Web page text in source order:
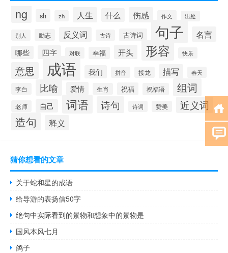
ng sh zh 人生 什么 伤感 作文 出处
别人 励志 反义词 古诗 古诗词 句子 名言
哪些 四字 对联 幸福 开头 形容 快乐
意思 成语 我们 拼音 接龙 描写 春天
李白 比喻 爱情 生肖 祝福 祝福语 组词
老师 自己 词语 诗句 诗词 赞美 近义词
造句 释义
猜你想看的文章
关于蛇和星的成语
给导游的表扬信50字
绝句中实际看到的景物和想象中的景物是
国风本风七月
鸽子